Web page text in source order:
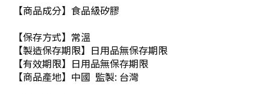
【商品成分】食品級矽膠
【保存方式】常溫
【製造保存期限】日用品無保存期限
【有效期限】日用品無保存期限
【商品產地】中國 監製: 台灣